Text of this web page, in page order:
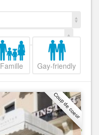
Famille Gay-friendly
Coup de coeur